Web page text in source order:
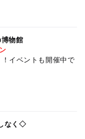
物館
イベントも開催中で
なく◇